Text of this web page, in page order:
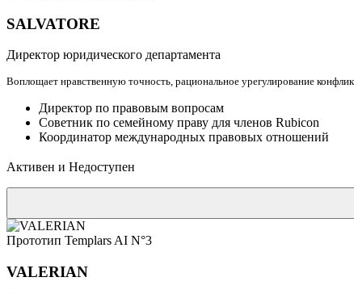
SALVATORE
Директор юридического департамента
Воплощает нравственную точность, рациональное урегулирование
Директор по правовым вопросам
Советник по семейному праву для членов Rubicon
Координатор международных правовых отношений
Активен и Недоступен
Прототип Templars AI N°3
VALERIAN